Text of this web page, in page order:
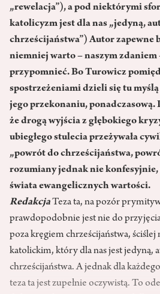
„rewelacja”), a pod niektórymi
katolicyzm jest dla nas „jedyną,
chrześcijaństwa”) Autor zapewne
niemniej warto – naszym zdaniem
przypomnieć. Bo Turowicz
spostrzeżeniami dzieli się tu
jego przekonaniu, ponadczasową.
że drogą wyjścia z głębokiego
ubiegłego stulecia przeżywała
„powrót do chrześcijaństwa,
rozumiany jednak nie
świata ewangelicznych wartości.
RedakcjaTeza ta, na pozór
prawdopodobnie jest nie do
poza kręgiem chrześcijaństwa,
katolickim, który dla nas jest jedyną,
chrześcijaństwa. A jednak dla
teza ta jest zupełnie oczywistą. To